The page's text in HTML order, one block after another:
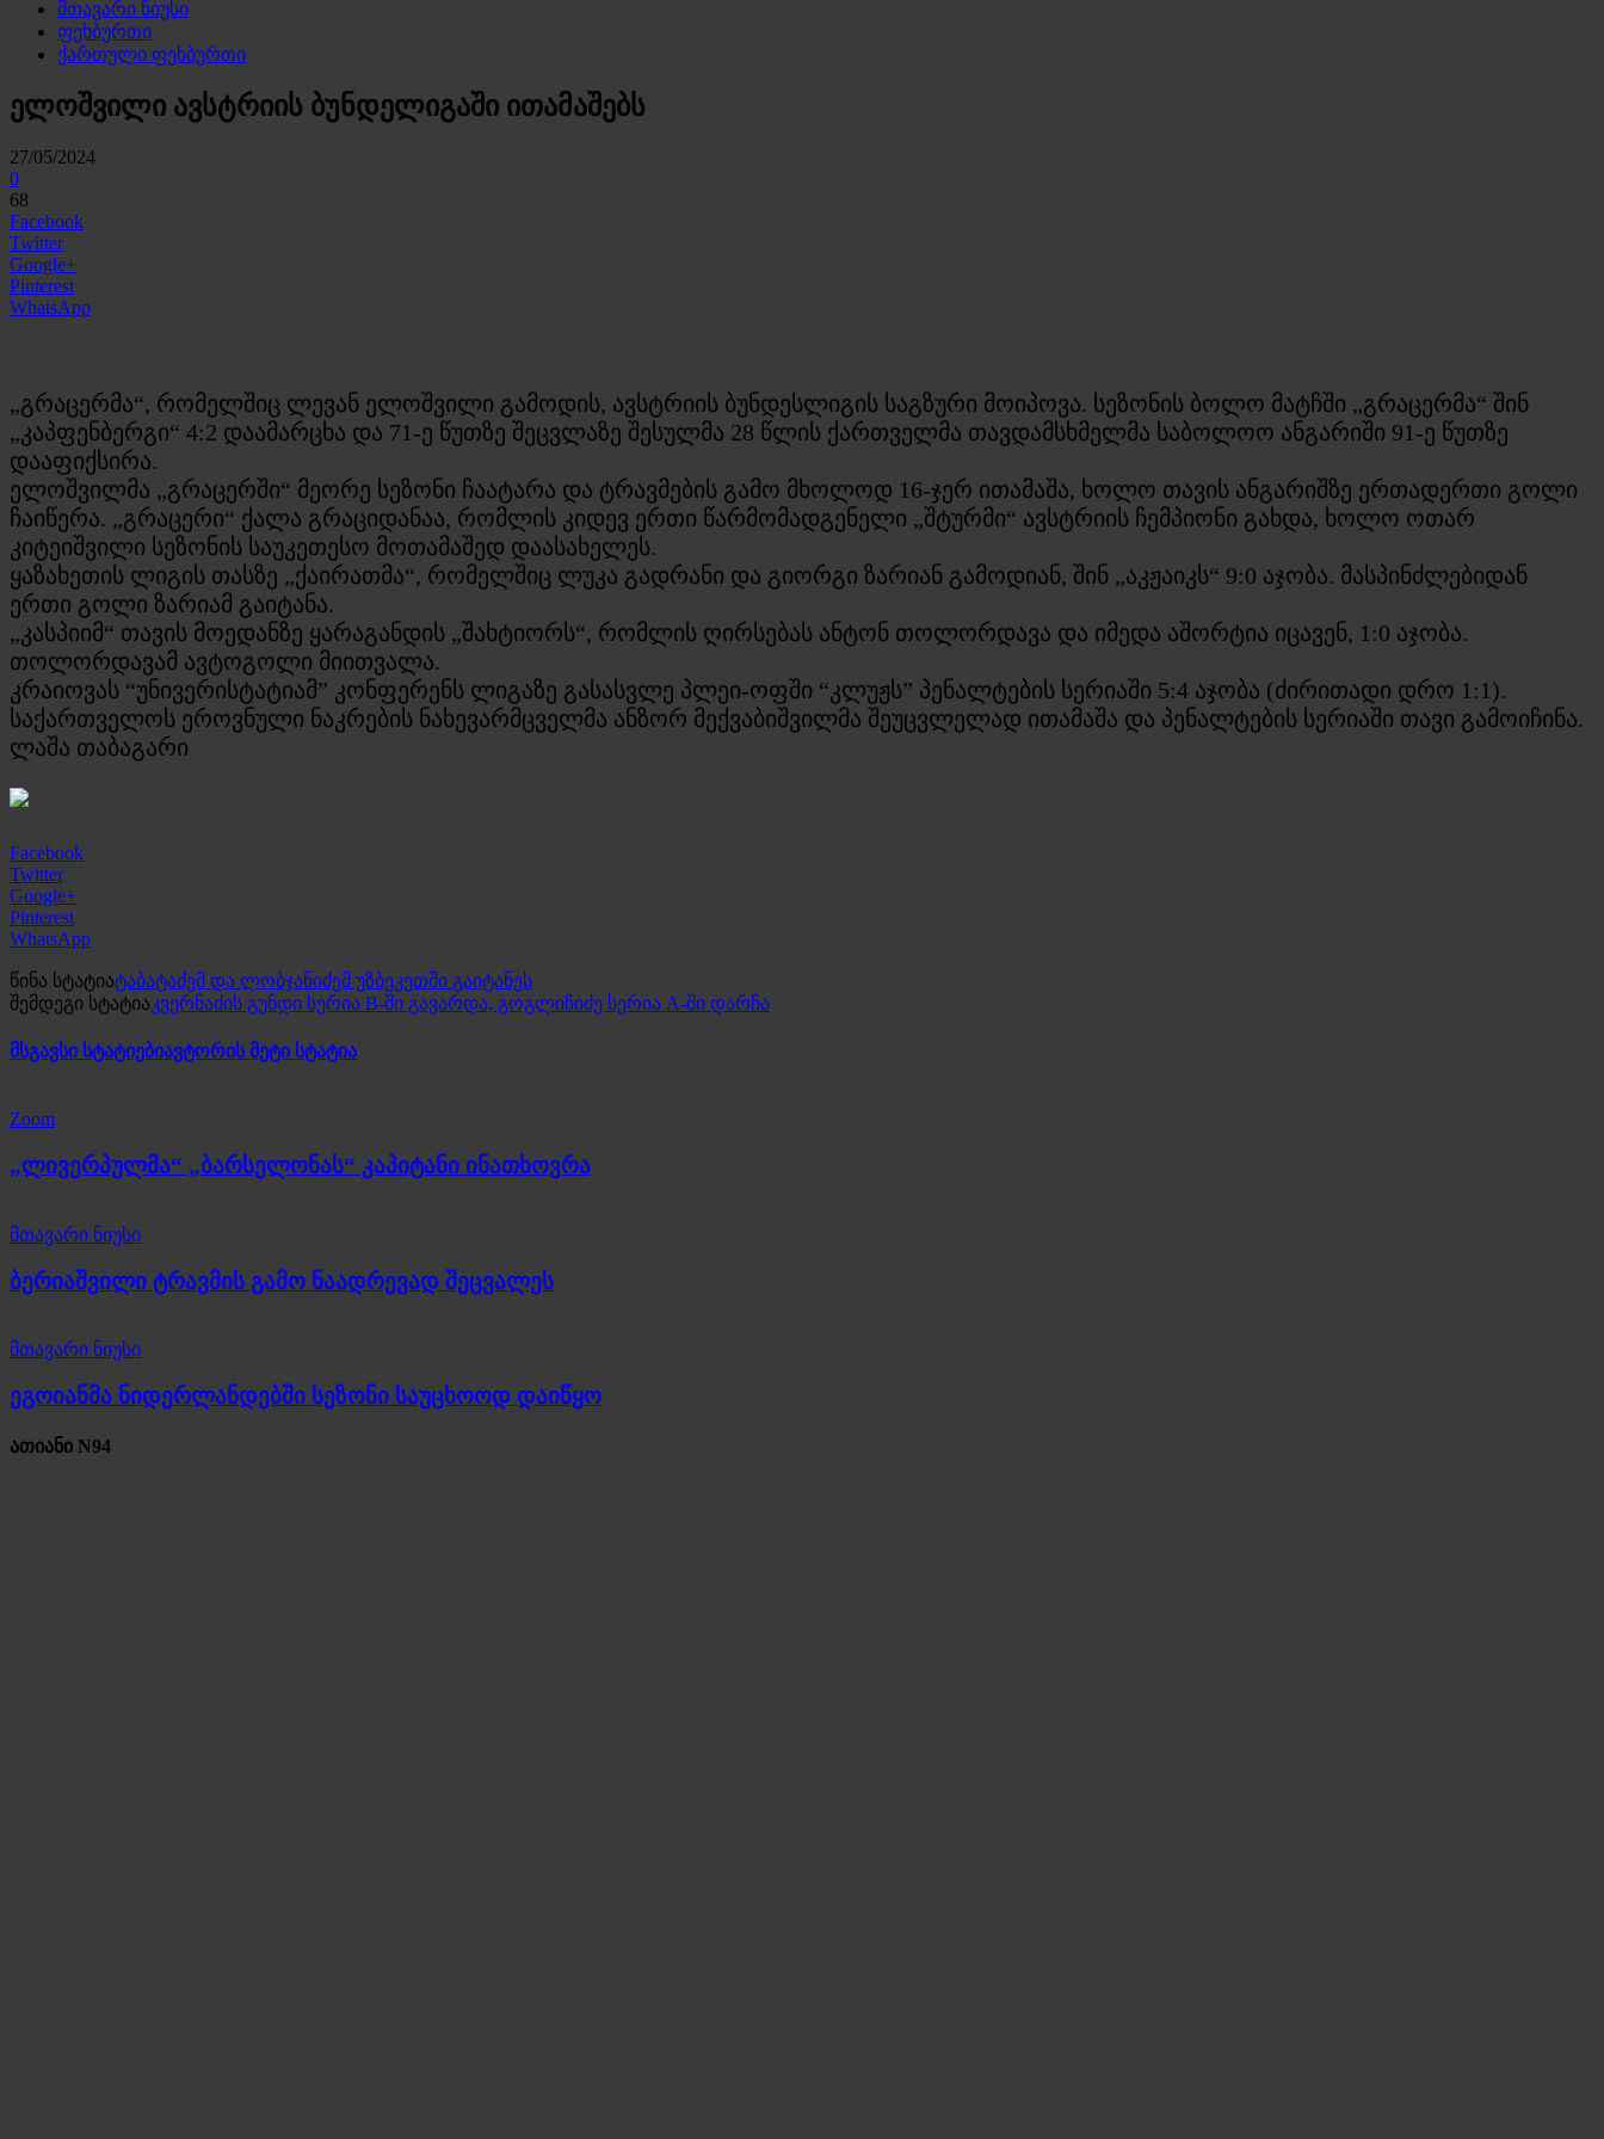
მთავარი ნიუსი
ფეხბურთი
ქართული ფეხბურთი
ელოშვილი ავსტრიის ბუნდელიგაში ითამაშებს
27/05/2024
0
68
Facebook
Twitter
Google+
Pinterest
WhatsApp
„გრაცერმა“, რომელშიც ლევან ელოშვილი გამოდის, ავსტრიის ბუნდესლიგის საგზური მოიპოვა. სეზონის ბოლო მატჩში „გრაცერმა“ შინ
„კაპფენბერგი“ 4:2 დაამარცხა და 71-ე წუთზე შეცვლაზე შესულმა 28 წლის ქართველმა თავდამსხმელმა საბოლოო ანგარიში 91-ე წუთზე
დააფიქსირა.
ელოშვილმა „გრაცერში“ მეორე სეზონი ჩაატარა და ტრავმების გამო მხოლოდ 16-ჯერ ითამაშა, ხოლო თავის ანგარიშზე ერთადერთი გოლი
ჩაიწერა. „გრაცერი“ ქალა გრაციდანაა, რომლის კიდევ ერთი წარმომადგენელი „შტურმი“ ავსტრიის ჩემპიონი გახდა, ხოლო ოთარ
კიტეიშვილი სეზონის საუკეთესო მოთამაშედ დაასახელეს.
ყაზახეთის ლიგის თასზე „ქაირათმა“, რომელშიც ლუკა გადრანი და გიორგი ზარიან გამოდიან, შინ „აკჟაიკს“ 9:0 აჯობა. მასპინძლებიდან
ერთი გოლი ზარიამ გაიტანა.
„კასპიიმ“ თავის მოედანზე ყარაგანდის „შახტიორს“, რომლის ღირსებას ანტონ თოლორდავა და იმედა აშორტია იცავენ, 1:0 აჯობა.
თოლორდავამ ავტოგოლი მიითვალა.
კრაიოვას “უნივერისტატიამ” კონფერენს ლიგაზე გასასვლე პლეი-ოფში “კლუჟს” პენალტების სერიაში 5:4 აჯობა (ძირითადი დრო 1:1).
საქართველოს ეროვნული ნაკრების ნახევარმცველმა ანზორ მექვაბიშვილმა შეუცვლელად ითამაშა და პენალტების სერიაში თავი გამოიჩინა.
ლაშა თაბაგარი
Facebook
Twitter
Google+
Pinterest
WhatsApp
წინა სტატიატაბატაძემ და ლობჯანიძემ უზბეკეთში გაიტანეს
შემდეგი სტატიაკვერნაძის გუნდი სერია B-ში გავარდა, გოგლიჩიძე სერია A-ში დარჩა
მსგავსი სტატიებიავტორის მეტი სტატია
Zoom
„ლივერპულმა“ „ბარსელონას“ კაპიტანი ინათხოვრა
მთავარი ნიუსი
ბერიაშვილი ტრავმის გამო ნაადრევად შეცვალეს
მთავარი ნიუსი
ეგოიანმა ნიდერლანდებში სეზონი საუცხოოდ დაიწყო
ათიანი N94